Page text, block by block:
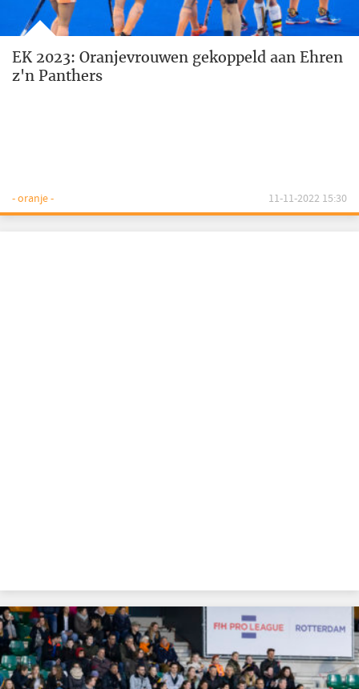
EK 2023: Oranjevrouwen gekoppeld aan Ehren
z'n Panthers
- oranje - 11-11-2022 15:30